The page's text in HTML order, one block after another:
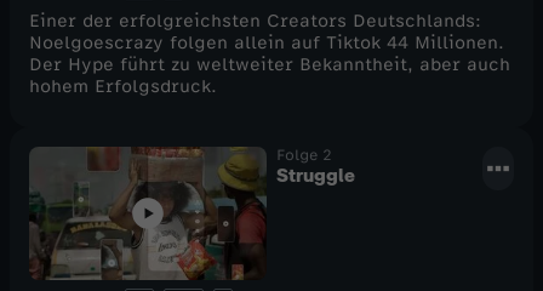
s
c
r
a
z
Einer der erfolgreichsten Creators Deutschlands:
Noelgoescrazy folgen allein auf Tiktok 44 Millionen.
Der Hype führt zu weltweiter Bekanntheit, aber auch
hohem Erfolgsdruck.
Folge 2
Struggle